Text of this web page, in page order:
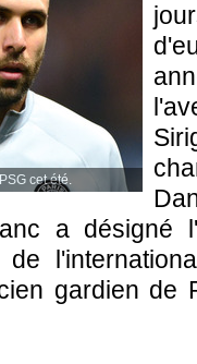
cet été.
a désigné
gardien de